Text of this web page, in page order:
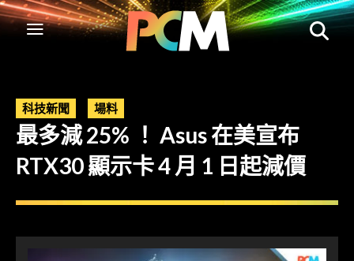
科技新聞 場料
最多減 25% ！ Asus 在美宣布
RTX30 顯示卡 4 月 1 日起減價